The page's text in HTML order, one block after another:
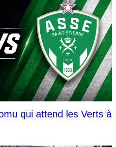
qui attend les Verts à